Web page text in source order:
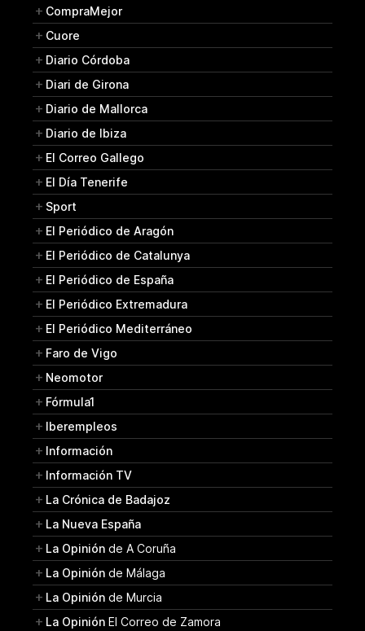
CompraMejor
Cuore
Diario Córdoba
Diari de Girona
Diario de Mallorca
Diario de Ibiza
El Correo Gallego
El Día Tenerife
Sport
El Periódico de Aragón
El Periódico de Catalunya
El Periódico de España
El Periódico Extremadura
El Periódico Mediterráneo
Faro de Vigo
Neomotor
Fórmula1
Iberempleos
Información
Información TV
La Crónica de Badajoz
La Nueva España
La Opinión de A Coruña
La Opinión de Málaga
La Opinión de Murcia
La Opinión El Correo de Zamora